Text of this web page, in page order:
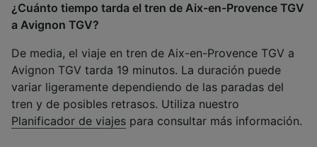
¿Cuánto tiempo tarda el tren de Aix-en-Provence TGV
a Avignon TGV?
De media, el viaje en tren de Aix-en-Provence TGV a
Avignon TGV tarda 19 minutos. La duración puede
variar ligeramente dependiendo de las paradas del
tren y de posibles retrasos. Utiliza nuestro
Planificador de viajes para consultar más información.